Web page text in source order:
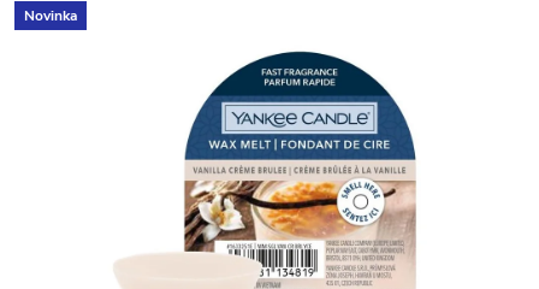
Novinka